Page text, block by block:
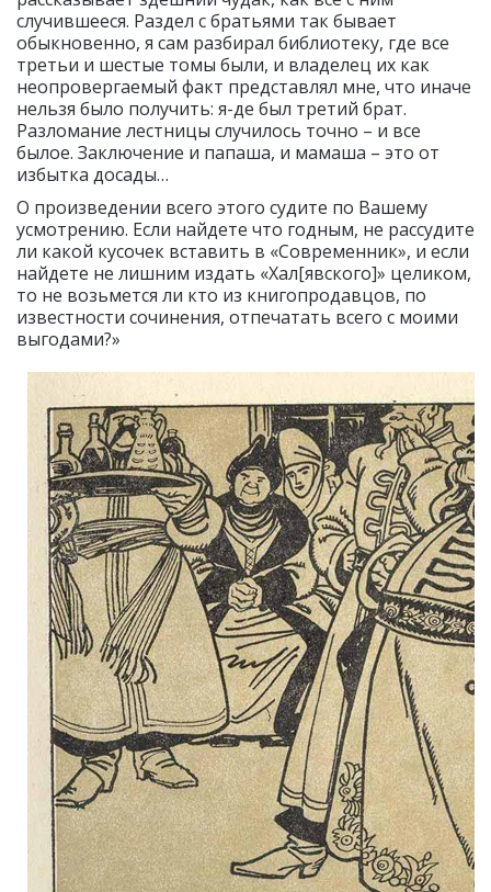
случившееся. Раздел с братьями так бывает
обыкновенно, я сам разбирал библиотеку, где все
третьи и шестые томы были, и владелец их как
неопровергаемый факт представлял мне, что иначе
нельзя было получить: я-де был третий брат.
Разломание лестницы случилось точно – и все
былое. Заключение и папаша, и мамаша – это от
избытка досады…
О произведении всего этого судите по Вашему
усмотрению. Если найдете что годным, не рассудите
ли какой кусочек вставить в «Современник», и если
найдете не лишним издать «Хал[явского]» целиком,
то не возьмется ли кто из книгопродавцов, по
известности сочинения, отпечатать всего с моими
выгодами?»